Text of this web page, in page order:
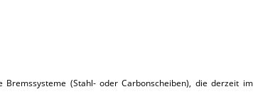
(Stahl- oder Carbonscheiben), die derzeit